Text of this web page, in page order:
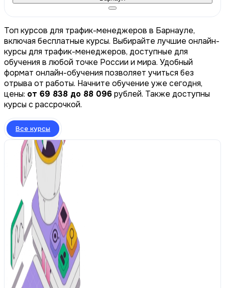
Топ курсов для трафик-менеджеров в Барнауле,
включая бесплатные курсы. Выбирайте лучшие онлайн-
курсы для трафик-менеджеров, доступные для
обучения в любой точке России и мира. Удобный
формат онлайн-обучения позволяет учиться без
отрыва от работы. Начните обучение уже сегодня,
цены: от 69 838 до 88 096рублей. Также доступны
курсы с рассрочкой.
Все курсы